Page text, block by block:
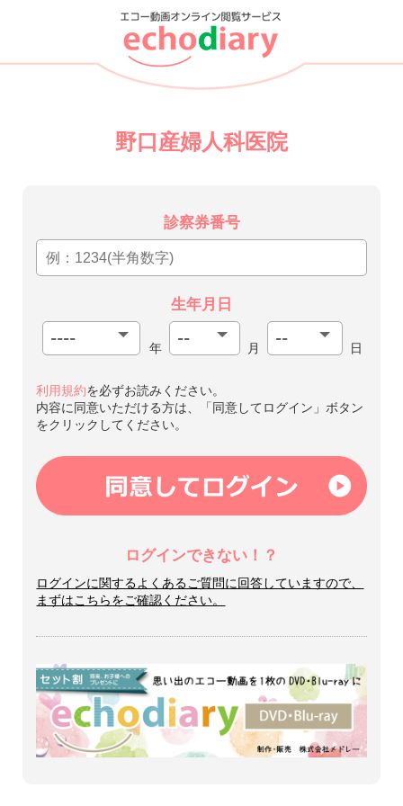
野口産婦人科医院
診察券番号
生年月日
年 月 日
利用規約を必ずお読みください。
内容に同意いただける方は、「同意してログイン」ボタン
をクリックしてください。
ログインできない！？
ログインに関するよくあるご質問に回答していますので、
まずはこちらをご確認ください。